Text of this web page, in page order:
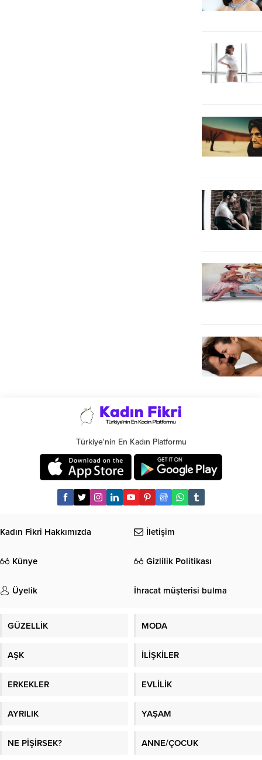
çalıştığını* gösteriyor.
Türkiye'nin En Kadın Platformu
Kadın Fikri Hakkımızda İletişim
Künye Gizlilik Politikası
Üyelik İhracat müşterisi bulma
GÜZELLİK MODA
AŞK İLİŞKİLER
ERKEKLER EVLİLİK
AYRILIK YAŞAM
NE PİŞİRSEK? ANNE/ÇOCUK